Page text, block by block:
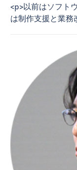
<p>以前はソフト
は制作支援と業務